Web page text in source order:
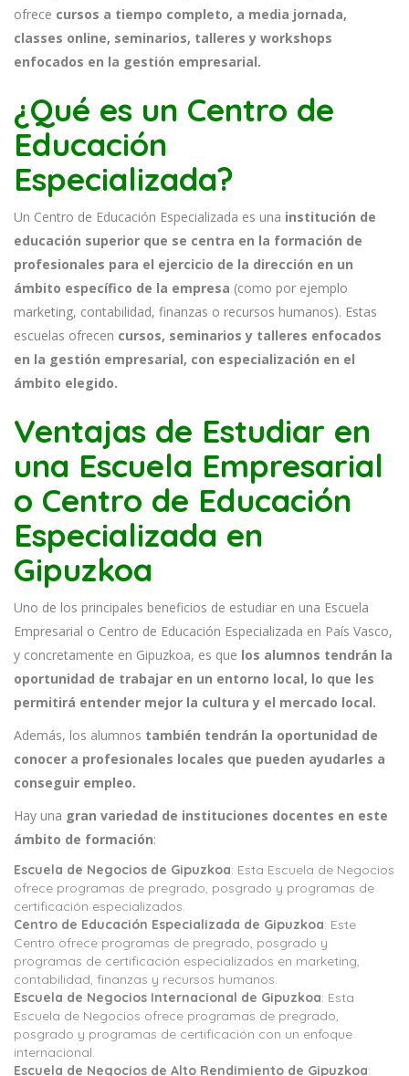
ofrece cursos a tiempo completo, a media jornada,
classes online, seminarios, talleres y workshops
enfocados en la gestión empresarial.
¿Qué es un Centro de
Educación
Especializada?
Un Centro de Educación Especializada es una institución de
educación superior que se centra en la formación de
profesionales para el ejercicio de la dirección en un
ámbito específico de la empresa (como por ejemplo
marketing, contabilidad, finanzas o recursos humanos). Estas
escuelas ofrecen cursos, seminarios y talleres enfocados
en la gestión empresarial, con especialización en el
ámbito elegido.
Ventajas de Estudiar en
una Escuela Empresarial
o Centro de Educación
Especializada en
Gipuzkoa
Uno de los principales beneficios de estudiar en una Escuela
Empresarial o Centro de Educación Especializada en País Vasco,
y concretamente en Gipuzkoa, es que los alumnos tendrán la
oportunidad de trabajar en un entorno local, lo que les
permitirá entender mejor la cultura y el mercado local.
Además, los alumnos también tendrán la oportunidad de
conocer a profesionales locales que pueden ayudarles a
conseguir empleo.
Hay una gran variedad de instituciones docentes en este
ámbito de formación:
Escuela de Negocios de Gipuzkoa: Esta Escuela de Negocios
ofrece programas de pregrado, posgrado y programas de
certificación especializados.
Centro de Educación Especializada de Gipuzkoa: Este
Centro ofrece programas de pregrado, posgrado y
programas de certificación especializados en marketing,
contabilidad, finanzas y recursos humanos.
Escuela de Negocios Internacional de Gipuzkoa: Esta
Escuela de Negocios ofrece programas de pregrado,
posgrado y programas de certificación con un enfoque
internacional.
Escuela de Negocios de Alto Rendimiento de Gipuzkoa: